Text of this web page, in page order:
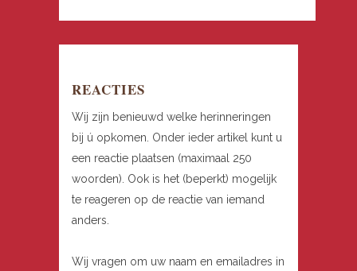
REACTIES
Wij zijn benieuwd welke herinneringen
bij ú opkomen. Onder ieder artikel kunt u
een reactie plaatsen (maximaal 250
woorden). Ook is het (beperkt) mogelijk
te reageren op de reactie van iemand
anders.
Wij vragen om uw naam en emailadres in